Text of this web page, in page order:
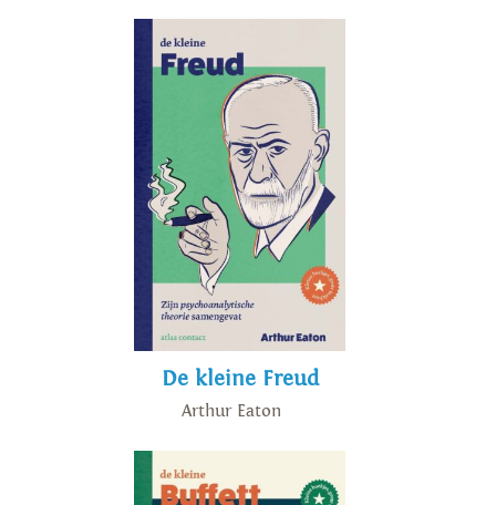
De kleine Freud
Arthur Eaton